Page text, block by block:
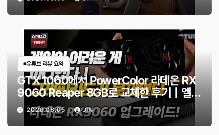
유튜브 리뷰 요약
GTX 1060에서 PowerColor 라데온 RX
9060 Reaper 8GB로 교체한 후기｜엘든
링·몬스터 헌터 와일즈 체감 변화
2026.08.05 JIN